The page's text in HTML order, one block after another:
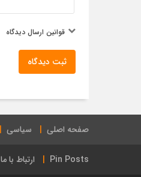
قوانین ارسال دیدگاه
ثبت دیدگاه
صفحه اصلی سیاسی
Pin Posts ارتباط با ما